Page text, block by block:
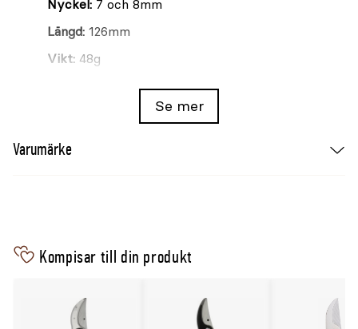
Nyckel: 7 och 8mm
Längd: 126mm
Vikt: 48g
Passar till och komplettera med
Sekatör Felco 2 med sidoskär
Sekatör Felco 6 med sidoskär
Se mer
Varumärke
Kompisar till din produkt